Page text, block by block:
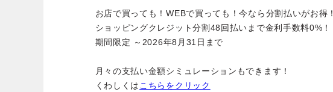
お店で買っても！WEBで買っても！今なら分割払いがお得！
ショッピングクレジット分割48回払いまで金利手数料0%！
期間限定 ～2026年8月31日まで
月々の支払い金額シミュレーションもできます！
くわしくは こちらをクリック